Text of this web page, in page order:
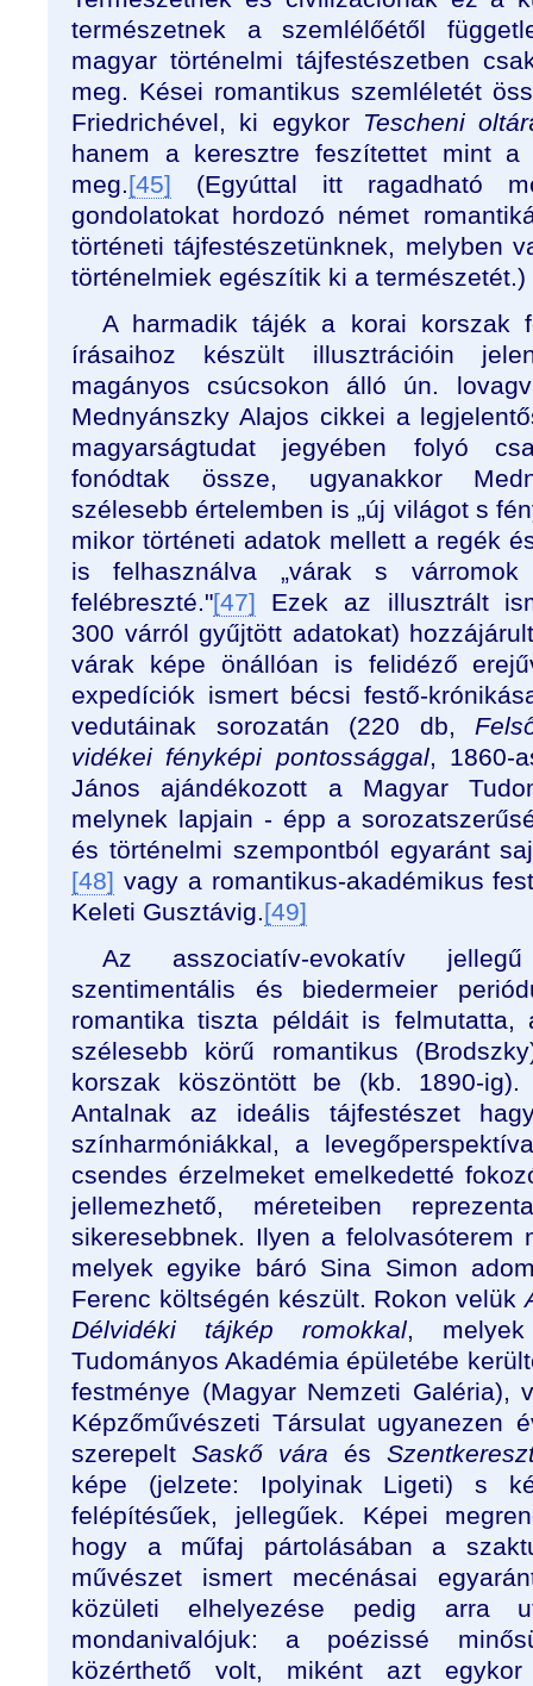
természetnek a szemlélőétől
magyar történelmi tájfestészetben
meg. Kései romantikus szemléletét
Friedrichével, ki egykor Tescheni oltár
hanem a keresztre feszítettet mint a
meg.[45] (Egyúttal itt ragadható
gondolatokat hordozó német
történeti tájfestészetünknek, melyben
történelmiek egészítik ki a természetét.)
A harmadik tájék a korai korszak
írásaihoz készült illusztrációin
magányos csúcsokon álló ún.
Mednyánszky Alajos cikkei a
magyarságtudat jegyében folyó
fonódtak össze, ugyanakkor
szélesebb értelemben is „új világot s
mikor történeti adatok mellett a regék
is felhasználva „várak s
felébreszté."[47] Ezek az illusztrált
300 várról gyűjtött adatokat)
várak képe önállóan is felidéző
expedíciók ismert bécsi festő-
vedutáinak sorozatán (220 db,
vidékei fényképi pontossággal, 1860-
János ajándékozott a Magyar
melynek lapjain - épp a
és történelmi szempontból egyaránt
[48] vagy a romantikus-akadémikus
Keleti Gusztávig.[49]
Az asszociatív-evokatív
szentimentális és biedermeier
romantika tiszta példáit is felmutatta,
szélesebb körű romantikus
korszak köszöntött be (kb. 1890-
Antalnak az ideális tájfestészet
színharmóniákkal, a
csendes érzelmeket emelkedetté
jellemezhető, méreteiben
sikeresebbnek. Ilyen a felolvasóterem
melyek egyike báró Sina Simon
Ferenc költségén készült. Rokon velük
Délvidéki tájkép romokkal,
Tudományos Akadémia épületébe
festménye (Magyar Nemzeti Galéria),
Képzőművészeti Társulat ugyanezen
szerepelt Saskő vára és
képe (jelzete: Ipolyinak Ligeti) s
felépítésűek, jellegűek. Képei
hogy a műfaj pártolásában a
művészet ismert mecénásai
közületi elhelyezése pedig arra
mondanivalójuk: a poézissé
közérthető volt, miként azt